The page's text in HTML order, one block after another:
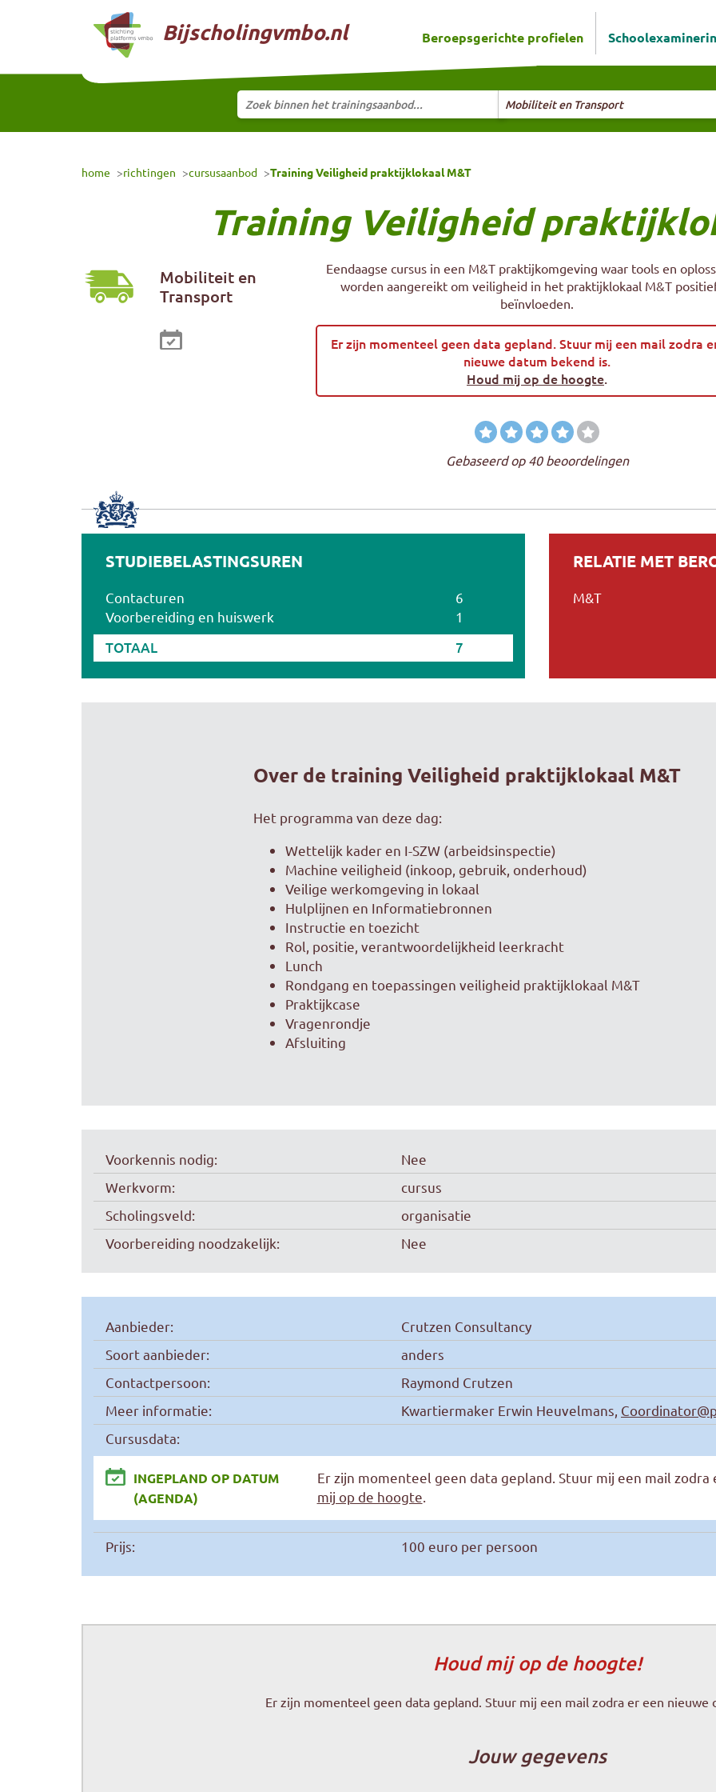
Bijscholingvmbo.nl Beroepsgerichte profielen
Zoek binnen het trainingsaanbod...
Selecteer training Selecteer richting
Mobiliteit en Transport
home richtingen cursusaanbod Training Veiligheid praktijklokaal M&T
Training Veiligheid
Mobiliteit en
Transport
Eendaagse cursus in een M&T praktijkomgeving waar tools en
worden aangereikt om veiligheid in het praktijklokaal M&T
beïnvloeden.
Er zijn momenteel geen data gepland. Stuur mij een mail zodra
nieuwe datum bekend is.
Houd mij op de hoogte.
Gebaseerd op 40 beoordelingen
STUDIEBELASTINGSUREN
Contacturen
6
Voorbereiding en huiswerk
1
TOTAAL 7
RELATIE MET
M&T
Over de training Veiligheid praktijklokaal M&T
Het programma van deze dag:
Wettelijk kader en I-SZW (arbeidsinspectie)
Machine veiligheid (inkoop, gebruik, onderhoud)
Veilige werkomgeving in lokaal
Hulplijnen en Informatiebronnen
Instructie en toezicht
Rol, positie, verantwoordelijkheid leerkracht
Lunch
Rondgang en toepassingen veiligheid praktijklokaal M&T
Praktijkcase
Vragenrondje
Afsluiting
Voorkennis nodig:
Nee
Werkvorm:
cursus
Scholingsveld:
organisatie
Voorbereiding noodzakelijk:
Nee
Aanbieder:
Crutzen Consultancy
Soort aanbieder:
anders
Contactpersoon:
Raymond Crutzen
Meer informatie:
Kwartiermaker Erwin Heuvelmans,
Cursusdata:
INGEPLAND OP DATUM
(AGENDA)
Er zijn momenteel geen data gepland. Stuur mij een mail zodra
mij op de hoogte
Prijs: 100 euro per persoon
Houd mij op de hoogte!
Er zijn momenteel geen data gepland. Stuur mij een mail zodra er een nieuwe
Jouw gegevens